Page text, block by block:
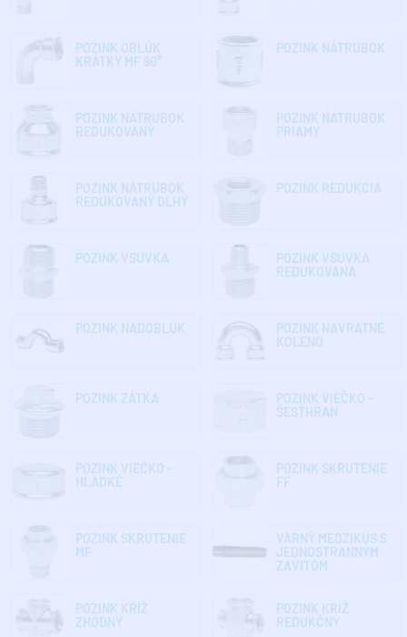
POZINK OBLÚK
KRÁTKY MF 90°
POZINK NÁTRUBOK
POZINK NÁTRUBOK
REDUKOVANÝ
POZINK NÁTRUBOK
PRIAMY
POZINK NÁTRUBOK
REDUKOVANÝ DLHÝ
POZINK REDUKCIA
POZINK VSUVKA
POZINK VSUVKA
REDUKOVANÁ
POZINK NADOBLÚK
POZINK NÁVRATNÉ
KOLENO
POZINK ZÁTKA
POZINK VIEČKO -
ŠESŤHRAN
POZINK VIEČKO -
HLADKÉ
POZINK SKRUTENIE
FF
POZINK SKRUTENIE
MF
VARNÝ MEDZIKUS S
JEDNOSTRANNÝM
ZÁVITOM
POZINK KRÍŽ
ZHODNÝ
POZINK KRÍŽ
REDUKČNÝ